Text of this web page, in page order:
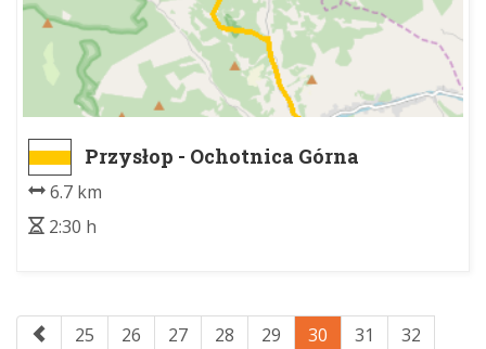
Przysłop - Ochotnica Górna
6.7 km
2:30 h
25 26 27 28 29 30 31
32